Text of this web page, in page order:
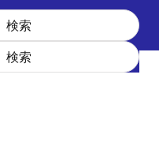
コンディショナ（SSC/AFE）